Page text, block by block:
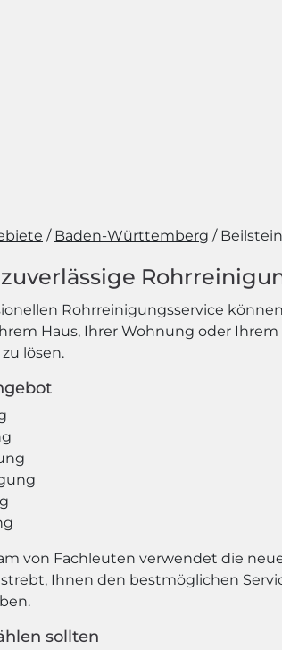
Baden-Württemberg
Rohrreinigungsservice
Haus, Ihrer Wohnung oder
lösen.
von Fachleuten verwendet die
Ihnen den bestmöglichen
sollten